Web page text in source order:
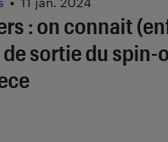
: on connait
de sortie du spin-